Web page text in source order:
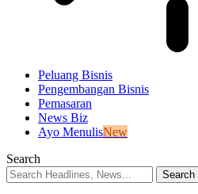
Peluang Bisnis
Pengembangan Bisnis
Pemasaran
News Biz
Ayo MenulisNew
Search